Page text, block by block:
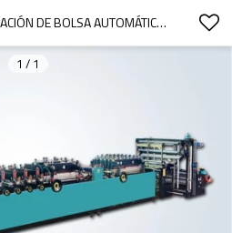
MÁQUINA DE FABRICACIÓN DE BOLSA AUTOMÁTICA DE ALTA VELOCIDAD DE SELLO CENTRAL, SELLO LATERAL Y SELLO AL REDEDOR(MÁQUINA DE FABRICACIÓN DE BOLSA DEL SELLO CENTRAL DE LA COMBINACIÓN DE PRESIÓN LIGERA Y PESADA)
1 / 1